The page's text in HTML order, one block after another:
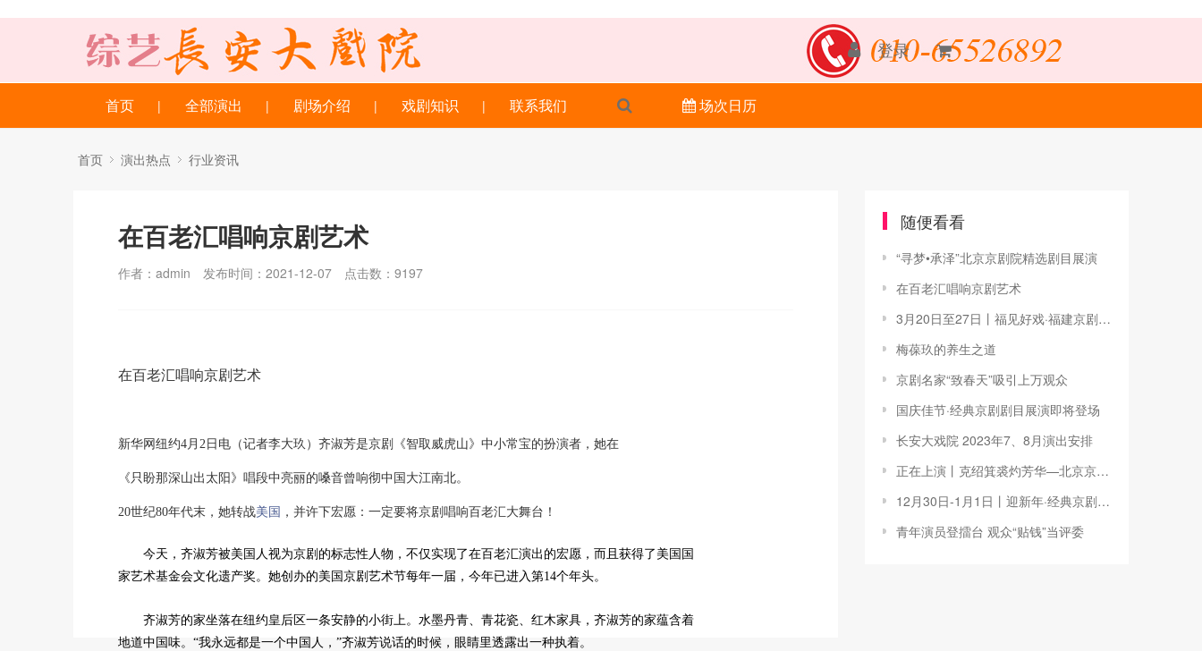
首页 | 全部演出 | 剧场介绍 | 戏剧知识 | 联系我们 场次日历
登录
首页 演出热点 行业资讯
在百老汇唱响京剧艺术
作者：admin 发布时间：2021-12-07 点击数： 9197
在百老汇唱响京剧艺术
新华网纽约4月2日电（记者李大玖）齐淑芳是京剧《智取威虎山》中小常宝的扮演者，她在
《只盼那深山出太阳》唱段中亮丽的嗓音曾响彻中国大江南北。
20世纪80年代末，她转战美国 ，并许下宏愿：一定要将京剧唱响百老汇大舞台！
今天，齐淑芳被美国人视为京剧的标志性人物，不仅实现了在百老汇演出的宏愿，而且获得了美国国
家艺术基金会文化遗产奖。她创办的美国京剧艺术节每年一届，今年已进入第14个年头。
齐淑芳的家坐落在纽约皇后区一条安静的小街上。水墨丹青、青花瓷、红木家具，齐淑芳的家蕴含着
地道中国味。“我永远都是一个中国人，”齐淑芳说话的时候，眼睛里透露出一种执着。
随便看看
“寻梦•承泽”北京京剧院精选剧目展演
在百老汇唱响京剧艺术
3月20日至27日丨福见好戏·福建京剧院优秀剧目展演
梅葆玖的养生之道
京剧名家“致春天”吸引上万观众
国庆佳节·经典京剧剧目展演即将登场
长安大戏院 2023年7、8月演出安排
正在上演丨克绍箕裘灼芳华—北京京剧院挖掘整理复排剧目展演
12月30日-1月1日丨迎新年·经典京剧剧目展演
青年演员登擂台 观众“贴钱”当评委